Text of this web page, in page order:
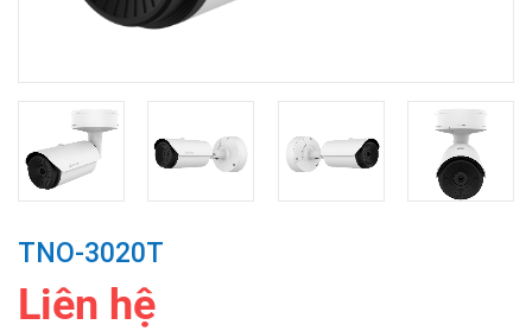
TNO-3020T
Liên hệ